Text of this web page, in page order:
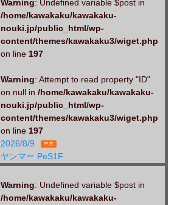
Warning: Undefined variable $post in
/home/kawakaku/kawakaku-
nouki.jp/public_html/wp-
content/themes/kawakaku3/wiget.php
on line 197
Warning: Attempt to read property "ID"
on null in /home/kawakaku/kawakaku-
nouki.jp/public_html/wp-
content/themes/kawakaku3/wiget.php
on line 197
2026/8/9
中古
ヤンマー PeS1F
Warning: Undefined variable $post in
/home/kawakaku/kawakaku-